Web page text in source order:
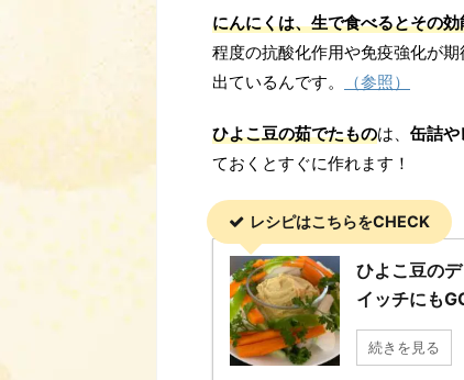
にんにくは、生で食べるとその
程度の抗酸化作用や免疫強化が
出ているんです。
（参照）
ひよこ豆の茹でたものは、 缶詰や
ておくとすぐに作れます！
レシピはこちらをCHECK
ひよこ豆の
イッチにも
続きを見る